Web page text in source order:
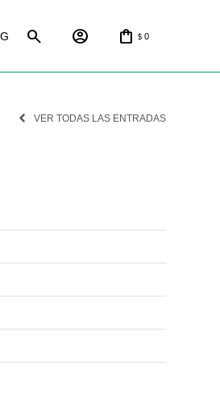
$ 0
VER TODAS LAS ENTRADAS